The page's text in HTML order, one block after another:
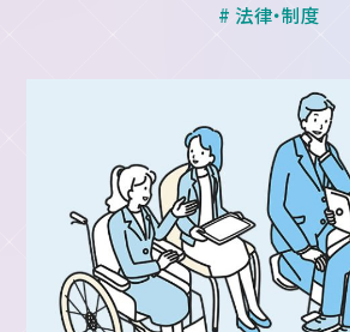
# 法律・制度